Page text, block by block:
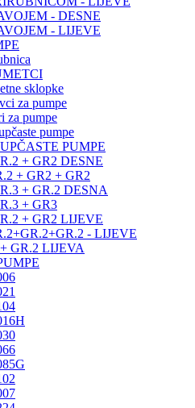
- DESNE
- LIJEVE
sklopke
za pumpe
za pumpe
pumpe
PUMPE
+ GR2 DESNE
+ GR2 + GR2
+ GR.2 DESNA
+ GR3
+ GR2 LIJEVE
- LIJEVE
GR.2 LIJEVA